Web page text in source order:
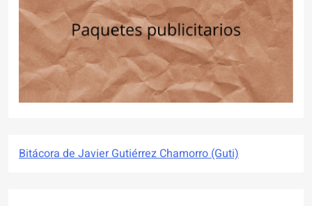
Bitácora de Javier Gutiérrez Chamorro (Guti)